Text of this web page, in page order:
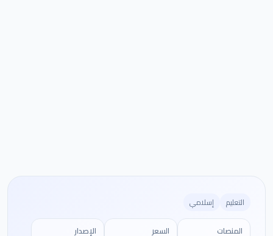
التعليم إسلامي
المنصات السعر الإصدار